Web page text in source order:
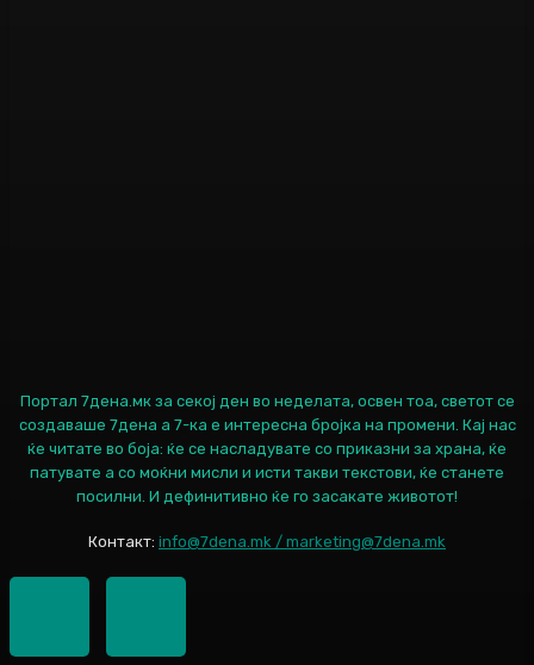
Портал 7дена.мк за секој ден во неделата, освен тоа, светот се
создаваше 7дена а 7-ка е интересна бројка на промени. Кај нас
ќе читате во боја: ќе се насладувате со приказни за храна, ќе
патувате а со моќни мисли и исти такви текстови, ќе станете
посилни. И дефинитивно ќе го засакате животот!
Контакт: info@7dena.mk / marketing@7dena.mk